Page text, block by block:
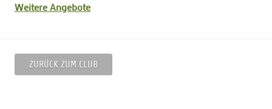
Weitere Angebote
ZURÜCK ZUM CLUB